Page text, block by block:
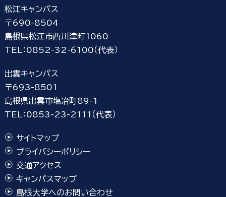
松江キャンパス
〒690-8504
島根県松江市西川津町1060
TEL：0852-32-6100（代表）
出雲キャンパス
〒693-8501
島根県出雲市塩冶町89-1
TEL：0853-23-2111（代表）
サイトマップ
プライバシーポリシー
交通アクセス
キャンパスマップ
島根大学へのお問い合わせ